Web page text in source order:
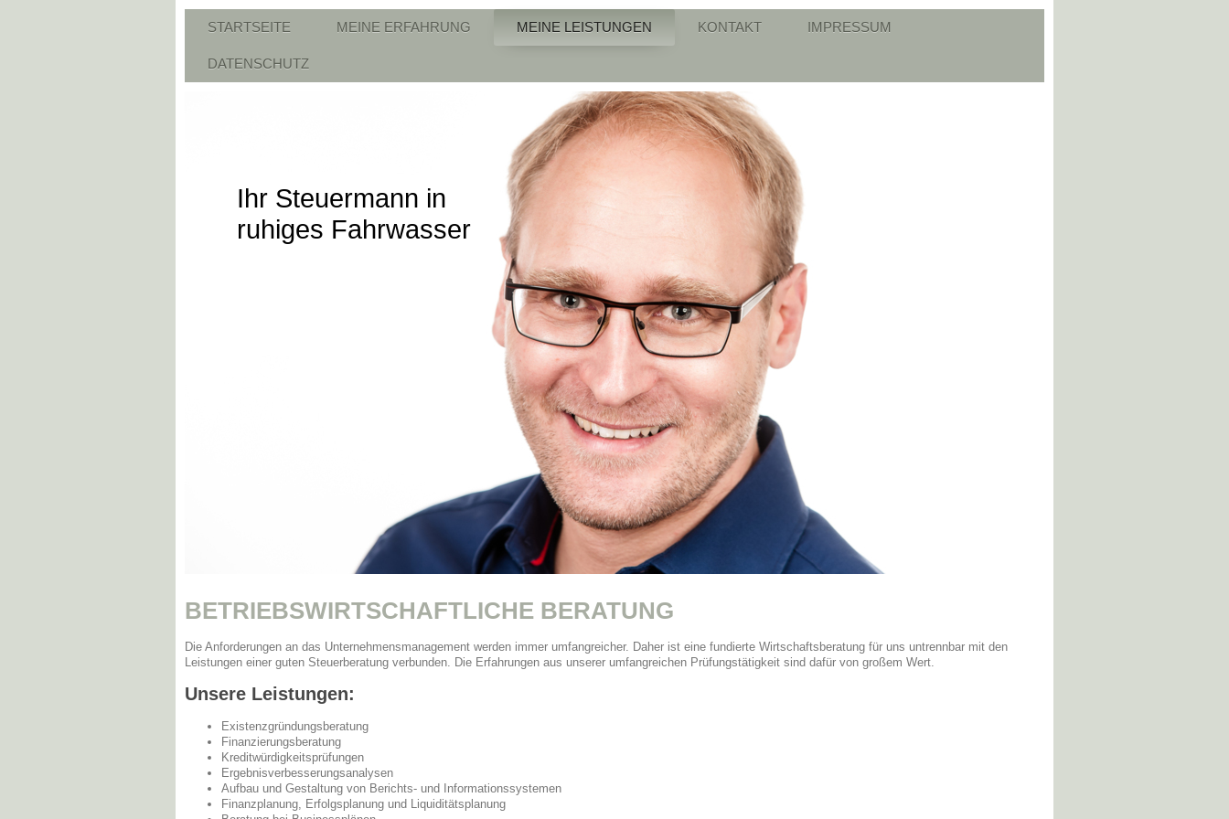
STARTSEITE MEINE ERFAHRUNG MEINE LEISTUNGEN KONTAKT IMPRESSUM
DATENSCHUTZ
Ihr Steuermann in
ruhiges Fahrwasser
BETRIEBSWIRTSCHAFTLICHE BERATUNG
Die Anforderungen an das Unternehmensmanagement werden immer umfangreicher. Daher ist eine fundierte Wirtschaftsberatung für uns untrennbar mit den
Leistungen einer guten Steuerberatung verbunden. Die Erfahrungen aus unserer umfangreichen Prüfungstätigkeit sind dafür von großem Wert.
Unsere Leistungen:
Existenzgründungsberatung
Finanzierungsberatung
Kreditwürdigkeitsprüfungen
Ergebnisverbesserungsanalysen
Aufbau und Gestaltung von Berichts- und Informationssystemen
Finanzplanung, Erfolgsplanung und Liquiditätsplanung